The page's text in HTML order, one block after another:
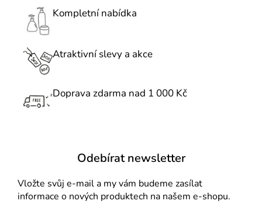
c
r
y
i
s
u
Kompletní nabídka
Atraktivní slevy a akce
Doprava zdarma nad 1 000 Kč
Odebírat newsletter
Vložte svůj e-mail a my vám budeme zasílat
informace o nových produktech na našem e-shopu.